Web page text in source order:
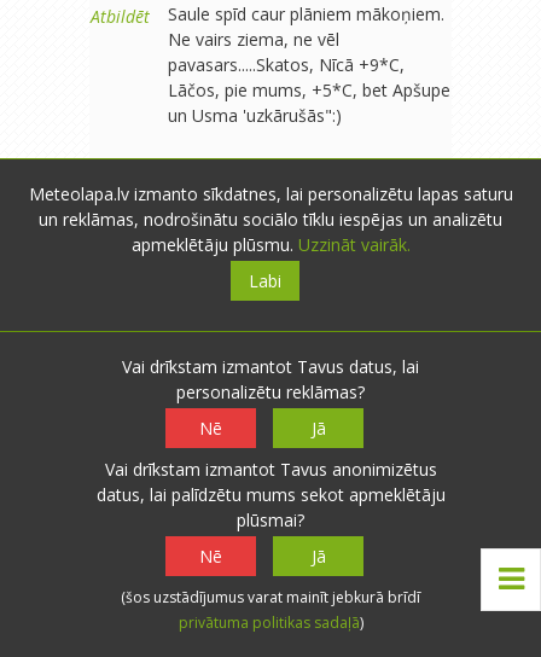
Atbildēt
Saule spīd caur plāniem mākoņiem.
Ne vairs ziema, ne vēl
pavasars.....Skatos, Nīcā +9*C,
Lāčos, pie mums, +5*C, bet Apšupe
un Usma 'uzkārušās":)
<< < 1 2 3 > >>
Iesniegt novērojumus
Meteolapa.lv izmanto sīkdatnes, lai personalizētu lapas saturu
un reklāmas, nodrošinātu sociālo tīklu iespējas un analizētu
apmeklētāju plūsmu. Uzzināt vairāk.
Labi
Vai drīkstam izmantot Tavus datus, lai
personalizētu reklāmas?
Nē
Jā
Vai drīkstam izmantot Tavus anonimizētus
datus, lai palīdzētu mums sekot apmeklētāju
plūsmai?
Nē
Jā
(šos uzstādījumus varat mainīt jebkurā brīdī
privātuma politikas sadaļā)